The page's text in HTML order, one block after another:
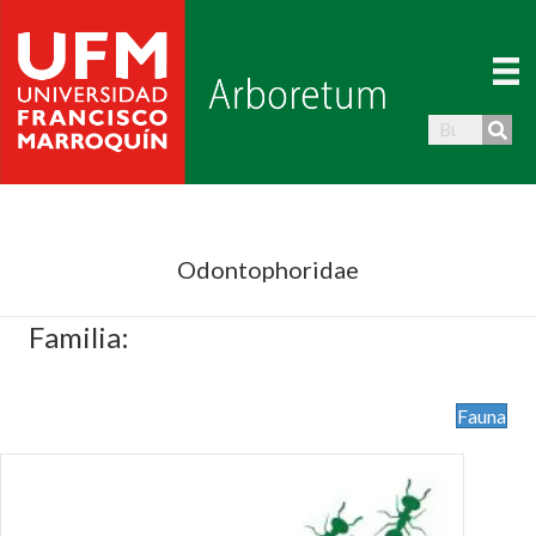
Odontophoridae
Familia:
Fauna